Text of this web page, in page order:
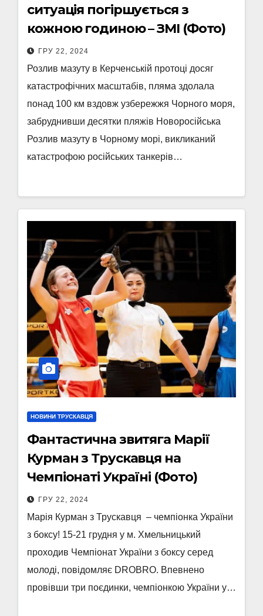
ситуація погіршується з
кожною годиною – ЗМІ (Фото)
ГРУ 22, 2024
Розлив мазуту в Керченській протоці досяг
катастрофічних масштабів, пляма здолала
понад 100 км вздовж узбережжя Чорного моря,
забруднивши десятки пляжів Новоросійська
Розлив мазуту в Чорному морі, викликаний
катастрофою російських танкерів…
НОВИНИ ТРУСКАВЦЯ
Фантастична звитяга Марії
Курман з Трускавця на
Чемпіонаті Україні (Фото)
ГРУ 22, 2024
Марія Курман з Трускавця – чемпіонка України
з боксу! 15-21 грудня у м. Хмельницький
проходив Чемпіонат України з боксу серед
молоді, повідомляє DROBRO. Впевнено
провівши три поєдинки, чемпіонкою України у…